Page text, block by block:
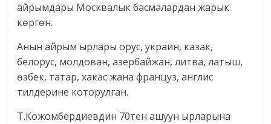
айрымдары Москвалык басмалардан жарык
көргөн.
Анын айрым ырлары орус, украин, казак,
белорус, молдован, азербайжан, литва, латыш,
өзбек, татар, хакас жана француз, англис
тилдерине которулган.
Т.Кожомбердиевдин 70тен ашуун ырларына